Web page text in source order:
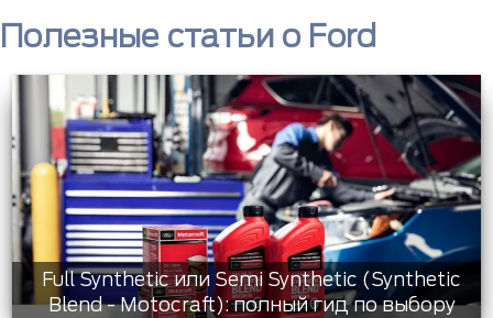
Полезные статьи о Ford
Full Synthetic или Semi Synthetic (Synthetic
Blend - Motocraft): полный гид по выбору